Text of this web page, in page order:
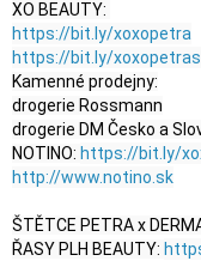
https://bit.ly/xoxopetra
https://bit.ly/
Kamenné prodejny:
drogerie Rossmann
drogerie DM Česko a
NOTINO: https://bit.ly/
http://www.notino.sk
ŠTĚTCE PETRA x
ŘASY PLH BEAUTY: